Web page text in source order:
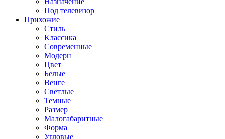
Под телевизор
Прихожие
Стиль
Классика
Современные
Модерн
Цвет
Белые
Венге
Светлые
Темные
Размер
Малогабаритные
Форма
Угловые